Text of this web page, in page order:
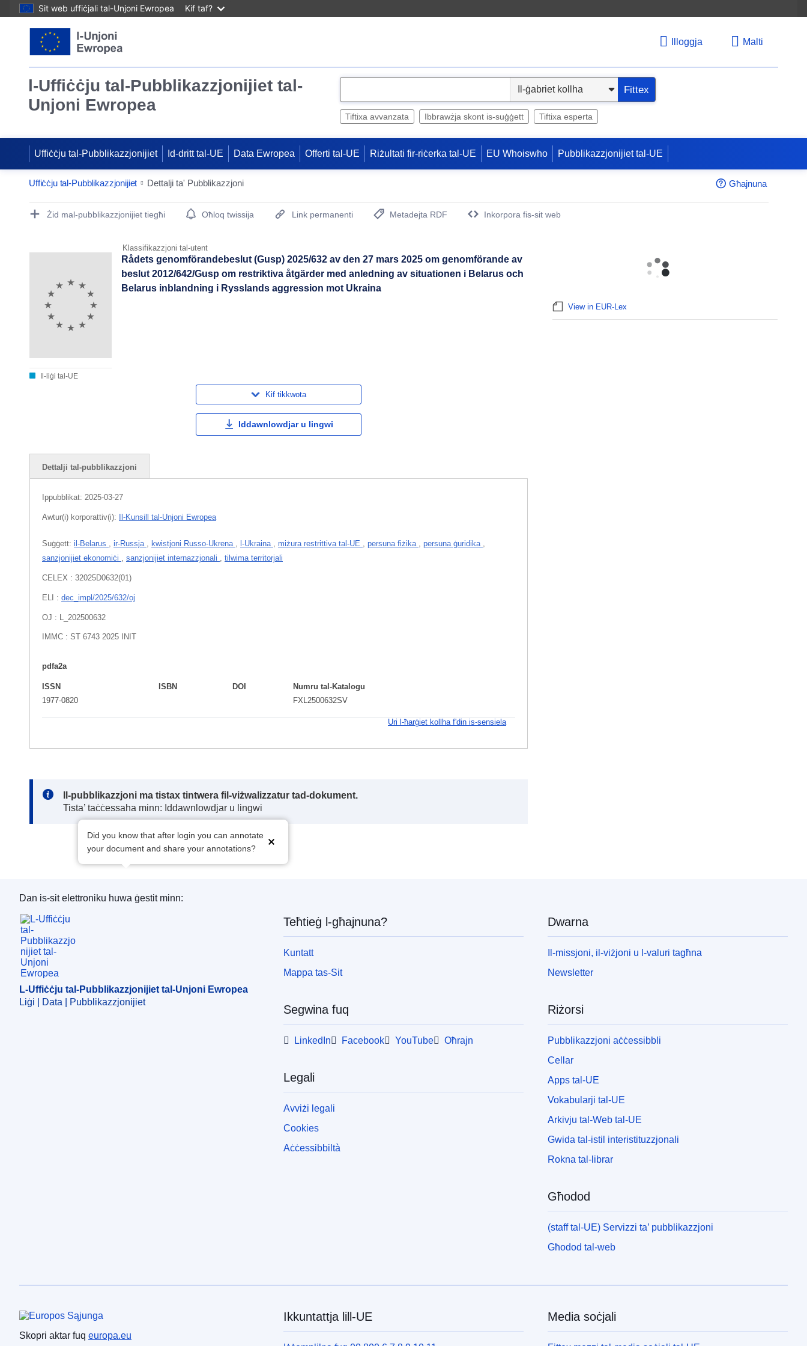
Sit web uffiċjali tal-Unjoni Ewropea Kif taf?
Illoggja Malti
l-Uffiċċju tal-Pubblikazzjonijiet tal-
Unjoni Ewropea
e
Fittex
Tiftixa avvanzata Ibbrawżja skont is-suġġett Tiftixa esperta
Uffiċċju tal-Pubblikazzjonijiet Id-dritt tal-UE Data Ewropea Offerti tal-UE Riżultati fir-riċerka tal-UE EU Whoiswho Pubblikazzjonijiet tal-UE
Uffiċċju tal-Pubblikazzjonijiet Dettalji ta' Pubblikazzjoni Għajnuna
Publication Detail Actions Portlet
Żid mal-pubblikazzjonijiet tiegħi Oħloq twissija Link permanenti
Metadejta RDF
Inkorpora fis-sit web
Klassifikazzjoni tal-utent
Il-liġi tal-UE
Rådets genomförandebeslut (Gusp) 2025/632 av den 27 mars 2025 om genomförande av
beslut 2012/642/Gusp om restriktiva åtgärder med anledning av situationen i Belarus och
Belarus inblandning i Rysslands aggression mot Ukraina
Kif tikkwota
Iddawnlowdjar u lingwi
Dettalji tal-pubblikazzjoni
Ippubblikat: 2025-03-27
Awtur(i) korporattiv(i): Il-Kunsill tal-Unjoni Ewropea
Suġġett: il-Belarus , ir-Russja , kwistjoni Russo-Ukrena , l-Ukraina , miżura restrittiva tal-UE , persuna fiżika , persuna ġuridika ,
sanzjonijiet ekonomiċi , sanzjonijiet internazzjonali , tilwima territorjali
CELEX : 32025D0632(01)
ELI : dec_impl/2025/632/oj
OJ : L_202500632
IMMC : ST 6743 2025 INIT
pdfa2a
ISSN
1977-0820
ISBN DOI
Numru tal-Katalogu
FXL2500632SV
Uri l-ħarġiet kollha f'din is-sensiela
Note:
Il-pubblikazzjoni ma tistax tintwera fil-viżwalizzatur tad-dokument.
Tista’ taċċessaha minn: Iddawnlowdjar u lingwi
Did you know that after login you can annotate
your document and share your annotations?
View in EUR-Lex
L-Uffiċċju tal-Pubblikazzjonijiet tal-Unjoni Ewropea
Dan is-sit elettroniku huwa ġestit minn:
L-Uffiċċju tal-Pubblikazzjonijiet tal-Unjoni Ewropea
Liġi | Data | Pubblikazzjonijiet
Teħtieġ l-għajnuna?
Kuntatt
Mappa tas-Sit
Segwina fuq
LinkedIn Facebook YouTube Oħrajn
Legali
Avviżi legali
Cookies
Aċċessibbiltà
Dwarna
Il-missjoni, il-viżjoni u l-valuri tagħna
Newsletter
Riżorsi
Pubblikazzjoni aċċessibbli
Cellar
Apps tal-UE
Vokabularji tal-UE
Arkivju tal-Web tal-UE
Gwida tal-istil interistituzzjonali
Rokna tal-librar
Għodod
(staff tal-UE) Servizzi ta’ pubblikazzjoni
Għodod tal-web
Unjoni Ewropea
Skopri aktar fuq europa.eu
Ikkuntattja lill-UE Media soċjali